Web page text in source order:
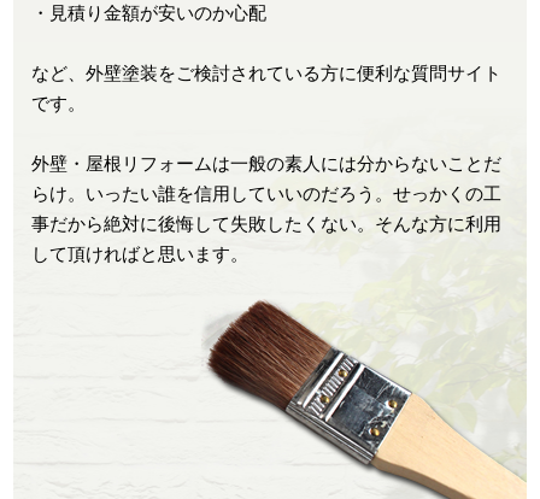
・見積り金額が安いのか心配
など、外壁塗装をご検討されている方に便利な質問サイト
です。
外壁・屋根リフォームは一般の素人には分からないことだ
らけ。いったい誰を信用していいのだろう。せっかくの工
事だから絶対に後悔して失敗したくない。そんな方に利用
して頂ければと思います。